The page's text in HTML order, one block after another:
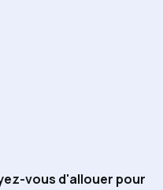
vous d'allouer pour